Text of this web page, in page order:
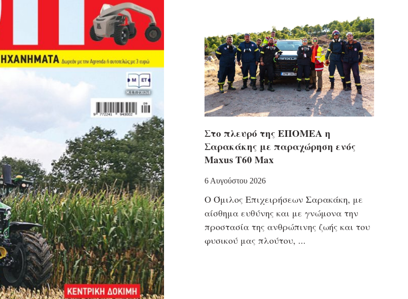
Στο πλευρό της ΕΠΟΜΕΑ η
Σαρακάκης με παραχώρηση ενός
Maxus T60 Max
6 Αυγούστου 2026
Ο Όμιλος Επιχειρήσεων Σαρακάκη, με
αίσθημα ευθύνης και με γνώμονα την
προστασία της ανθρώπινης ζωής και του
φυσικού μας πλούτου,